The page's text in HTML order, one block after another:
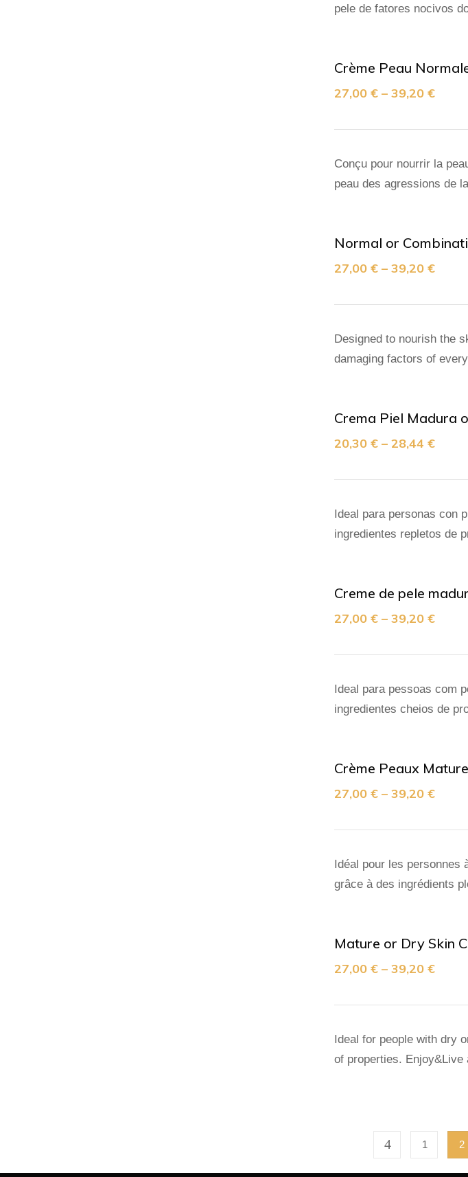
pele de fatores nocivos
Crème Peau
27,00 €– 39,20 €
Conçu pour nourrir la
peau des agressions de
Normal or
27,00 €– 39,20 €
Designed to nourish the
damaging factors of
Crema Piel Madura
20,30 €– 28,44 €
Ideal para personas con
ingredientes repletos de
Creme de pele
27,00 €– 39,20 €
Ideal para pessoas com
ingredientes cheios de
Crème Peaux
27,00 €– 39,20 €
Idéal pour les personnes
grâce à des ingrédients
Mature or Dry Skin
27,00 €– 39,20 €
Ideal for people with dry
of properties.
1 2